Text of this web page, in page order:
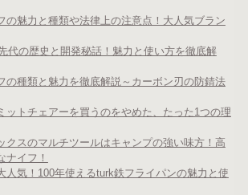
の魅力と種類や法律上の注意点！大人気ブラン
代の歴史と開発秘話！魅力と使い方を徹底解
の種類と魅力を徹底解説～カーボン刃の防錆法
ットチェアーを買うのをやめた、たった1つの理
クスのマルチツールはキャンプの強い味方！高
ナイフ！
人気！100年使えるturk鉄フライパンの魅力と使